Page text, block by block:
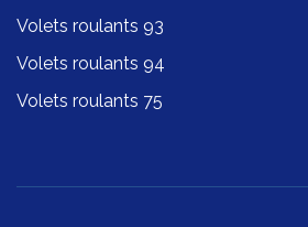
Volets roulants 93
Volets roulants 94
Volets roulants 75